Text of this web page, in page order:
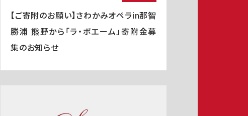
【ご寄附のお願い】さわかみオペラin那智
勝浦 熊野から「ラ・ボエーム」寄附金募
集のお知らせ